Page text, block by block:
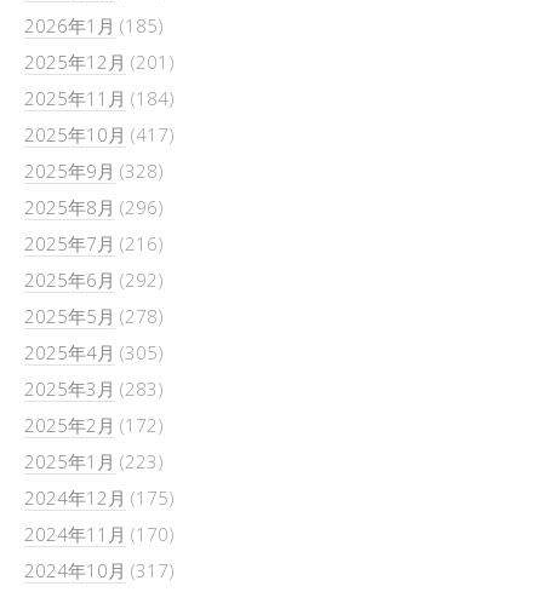
2026年1月 (185)
2025年12月 (201)
2025年11月 (184)
2025年10月 (417)
2025年9月 (328)
2025年8月 (296)
2025年7月 (216)
2025年6月 (292)
2025年5月 (278)
2025年4月 (305)
2025年3月 (283)
2025年2月 (172)
2025年1月 (223)
2024年12月 (175)
2024年11月 (170)
2024年10月 (317)